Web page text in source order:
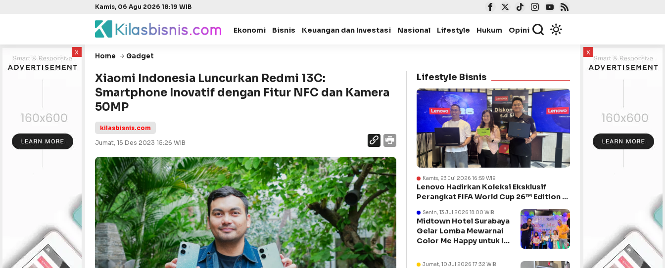
Kamis, 06 Agu 2026 18:19 WIB
Ekonomi Bisnis Keuangan dan Investasi Nasional Lifestyle Hukum Opini
x x
Home Gadget
Xiaomi Indonesia Luncurkan Redmi 13C:
Smartphone Inovatif dengan Fitur NFC dan Kamera
50MP
kilasbisnis.com
Jumat, 15 Des 2023 15:26 WIB
Lifestyle Bisnis
Kamis, 23 Jul 2026 16:59 WIB
Lenovo Hadirkan Koleksi Eksklusif
Perangkat FIFA World Cup 26™ Edition di
Senin, 13 Jul 2026 18:00 WIB
Midtown Hotel Surabaya
Gelar Lomba Mewarnai
Color Me Happy untuk Isi
Jumat, 10 Jul 2026 17:32 WIB